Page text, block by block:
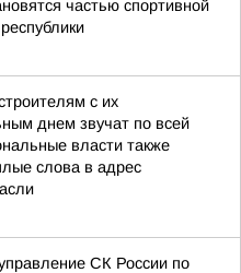
частью спортивной
с их
днем звучат по всей
власти также
слова в адрес
СК России по